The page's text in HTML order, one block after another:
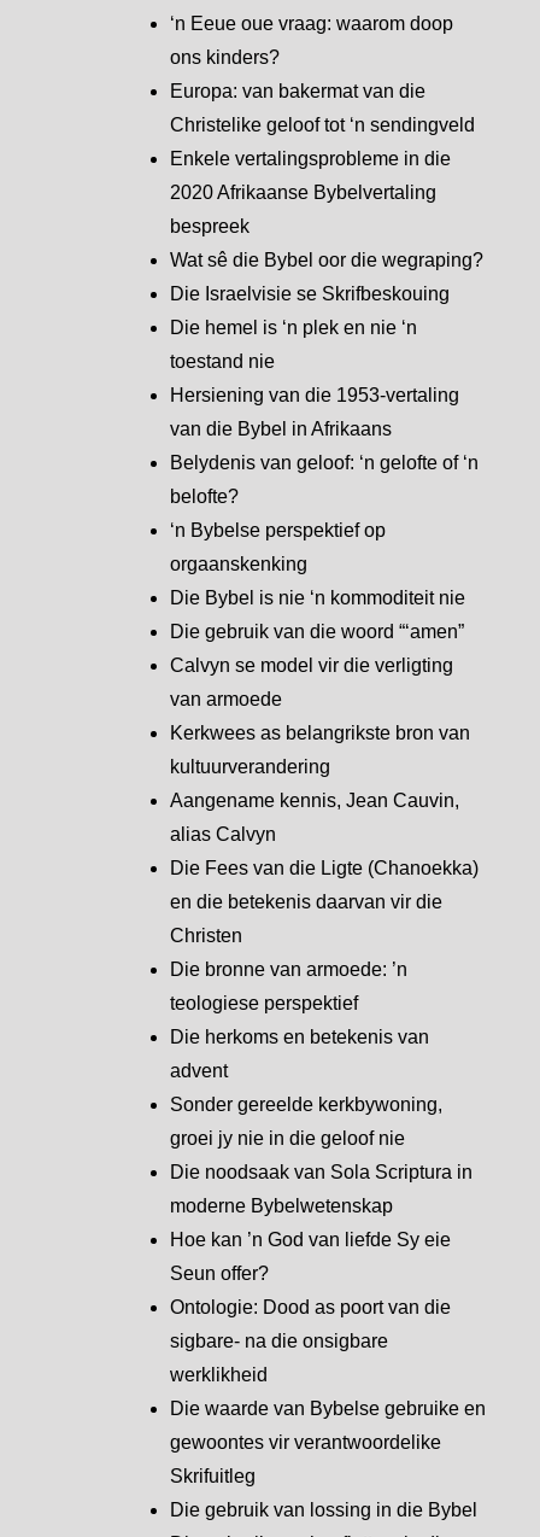
‘n Eeue oue vraag: waarom doop
ons kinders?
Europa: van bakermat van die
Christelike geloof tot ‘n sendingveld
Enkele vertalingsprobleme in die
2020 Afrikaanse Bybelvertaling
bespreek
Wat sê die Bybel oor die wegraping?
Die Israelvisie se Skrifbeskouing
Die hemel is ‘n plek en nie ‘n
toestand nie
Hersiening van die 1953-vertaling
van die Bybel in Afrikaans
Belydenis van geloof: ‘n gelofte of ‘n
belofte?
‘n Bybelse perspektief op
orgaanskenking
Die Bybel is nie ‘n kommoditeit nie
Die gebruik van die woord “‘amen”
Calvyn se model vir die verligting
van armoede
Kerkwees as belangrikste bron van
kultuurverandering
Aangename kennis, Jean Cauvin,
alias Calvyn
Die Fees van die Ligte (Chanoekka)
en die betekenis daarvan vir die
Christen
Die bronne van armoede: ’n
teologiese perspektief
Die herkoms en betekenis van
advent
Sonder gereelde kerkbywoning,
groei jy nie in die geloof nie
Die noodsaak van Sola Scriptura in
moderne Bybelwetenskap
Hoe kan ’n God van liefde Sy eie
Seun offer?
Ontologie: Dood as poort van die
sigbare- na die onsigbare
werklikheid
Die waarde van Bybelse gebruike en
gewoontes vir verantwoordelike
Skrifuitleg
Die gebruik van lossing in die Bybel